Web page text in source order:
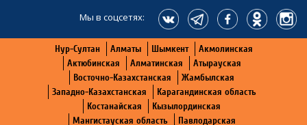
Мы в соцсетях:
Нур-Султан Алматы Шымкент
Акмолинская
Актюбинская
Алматинская
Атырауская
Восточно-Казахстанская
Жамбылская
Западно-Казахстанская
Карагандинская область
Костанайская
Кызылординская
Мангистауская область
Павлодарская